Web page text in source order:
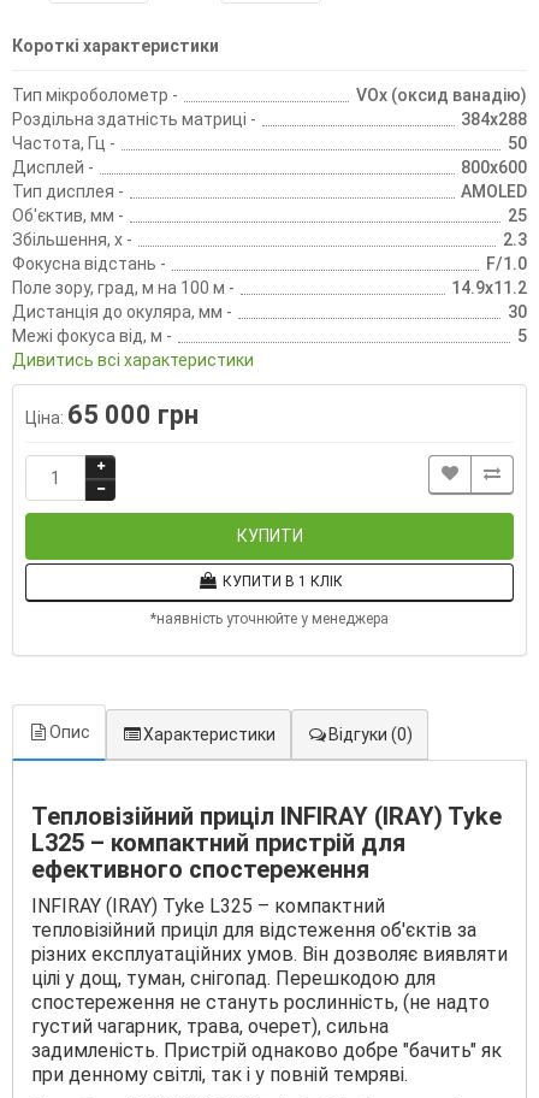
Короткі характеристики
Тип мікроболометр -
VOx (оксид ванадію)
Роздільна здатність матриці -
384x288
Частота, Гц -
50
Дисплей -
800x600
Тип дисплея -
AMOLED
Об'єктив, мм -
25
Збільшення, х -
2.3
Фокусна відстань -
F/1.0
Поле зору, град, м на 100 м -
14.9x11.2
Дистанція до окуляра, мм -
30
Межі фокуса від, м -
5
Дивитись всі характеристики
Ціна: 65 000 грн
КУПИТИ
КУПИТИ В 1 КЛІК
*наявність уточнюйте у менеджера
Опис Характеристики Відгуки (0)
Тепловізійний приціл INFIRAY (IRAY) Tyke
L325 – компактний пристрій для
ефективного спостереження
INFIRAY (IRAY) Tyke L325 – компактний
тепловізійний приціл для відстеження об'єктів за
різних експлуатаційних умов. Він дозволяє виявляти
цілі у дощ, туман, снігопад. Перешкодою для
спостереження не стануть рослинність, (не надто
густий чагарник, трава, очерет), сильна
задимленість. Пристрій однаково добре "бачить" як
при денному світлі, так і у повній темряві.